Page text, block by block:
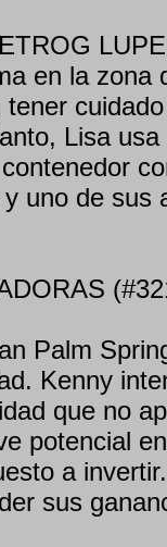
en la zona
Lisa
uno de sus
Palm
Kenny
que no
potencial
a
sus